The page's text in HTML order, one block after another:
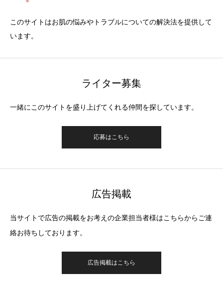
このサイトはお肌の悩みやトラブルについての解決法を提供して
います。
ライター募集
一緒にこのサイトを盛り上げてくれる仲間を探しています。
応募はこちら
広告掲載
当サイトで広告の掲載をお考えの企業担当者様はこちらからご連
絡お待ちしております。
広告掲載はこちら